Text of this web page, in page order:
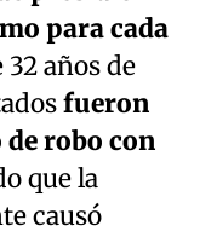
para cada
años de
fueron
robo con
que la
causó